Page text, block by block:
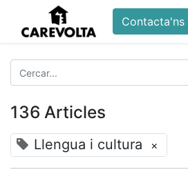
Contacta'ns
136 Articles
Llengua i cultura ×